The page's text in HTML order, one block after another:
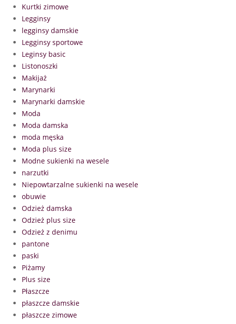
Kurtki zimowe
Legginsy
legginsy damskie
Legginsy sportowe
Leginsy basic
Listonoszki
Makijaż
Marynarki
Marynarki damskie
Moda
Moda damska
moda męska
Moda plus size
Modne sukienki na wesele
narzutki
Niepowtarzalne sukienki na wesele
obuwie
Odzież damska
Odzież plus size
Odzież z denimu
pantone
paski
Piżamy
Plus size
Płaszcze
płaszcze damskie
płaszcze zimowe